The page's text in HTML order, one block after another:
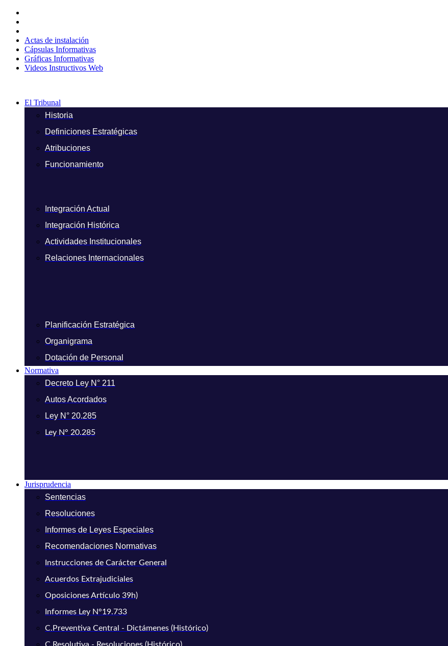
contenido
Actas de instalación
Cápsulas Informativas
Gráficas Informativas
Videos Instructivos Web
El Tribunal
Historia
Definiciones Estratégicas
Atribuciones
Funcionamiento
Integración Actual
Integración Histórica
Actividades Institucionales
Relaciones Internacionales
Planificación Estratégica
Organigrama
Dotación de Personal
Normativa
Decreto Ley N° 211
Autos Acordados
Ley N° 20.285
Ley N° 20.285
Jurisprudencia
Sentencias
Resoluciones
Informes de Leyes Especiales
Recomendaciones Normativas
Instrucciones de Carácter General
Acuerdos Extrajudiciales
Oposiciones Artículo 39h)
Informes Ley N°19.733
C.Preventiva Central - Dictámenes (Histórico)